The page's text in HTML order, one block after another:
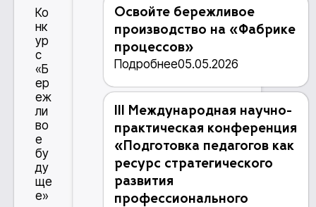
Ко
нк
ур
с
«Б
ер
еж
ли
во
е
бу
ду
ще
е»
Освойте бережливое
производство на «Фабрике
процессов»
Подробнее05.05.2026
III Международная научно-
практическая конференция
«Подготовка педагогов как
ресурс стратегического
развития
профессионального